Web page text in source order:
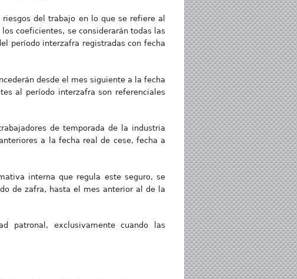
del trabajo en lo que se refiere al
coeficientes, se considerarán todas las
período interzafra registradas con fecha
desde el mes siguiente a la fecha
al período interzafra son referenciales
de temporada de la industria
a la fecha real de cese, fecha a
interna que regula este seguro, se
de zafra, hasta el mes anterior al de la
patronal, exclusivamente cuando las